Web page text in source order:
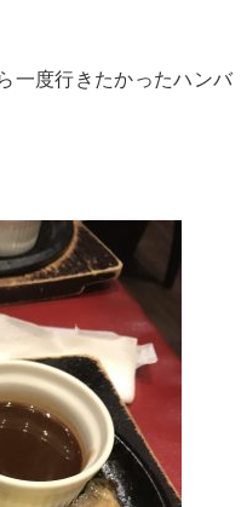
一度行きたかったハンバ